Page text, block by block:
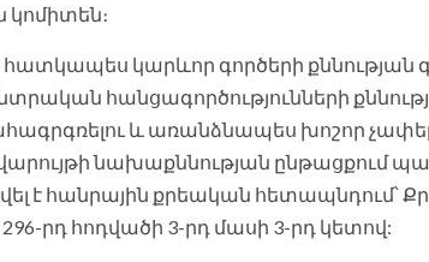
կոմիտեն։
կարևոր գործերի քննության
հանցագործությունների
և առանձնապես խոշոր
նախաքննության ընթացքում
է հանրային քրեական հետապնդում՝
րդ հոդվածի 3-րդ մասի 3-րդ կետով: